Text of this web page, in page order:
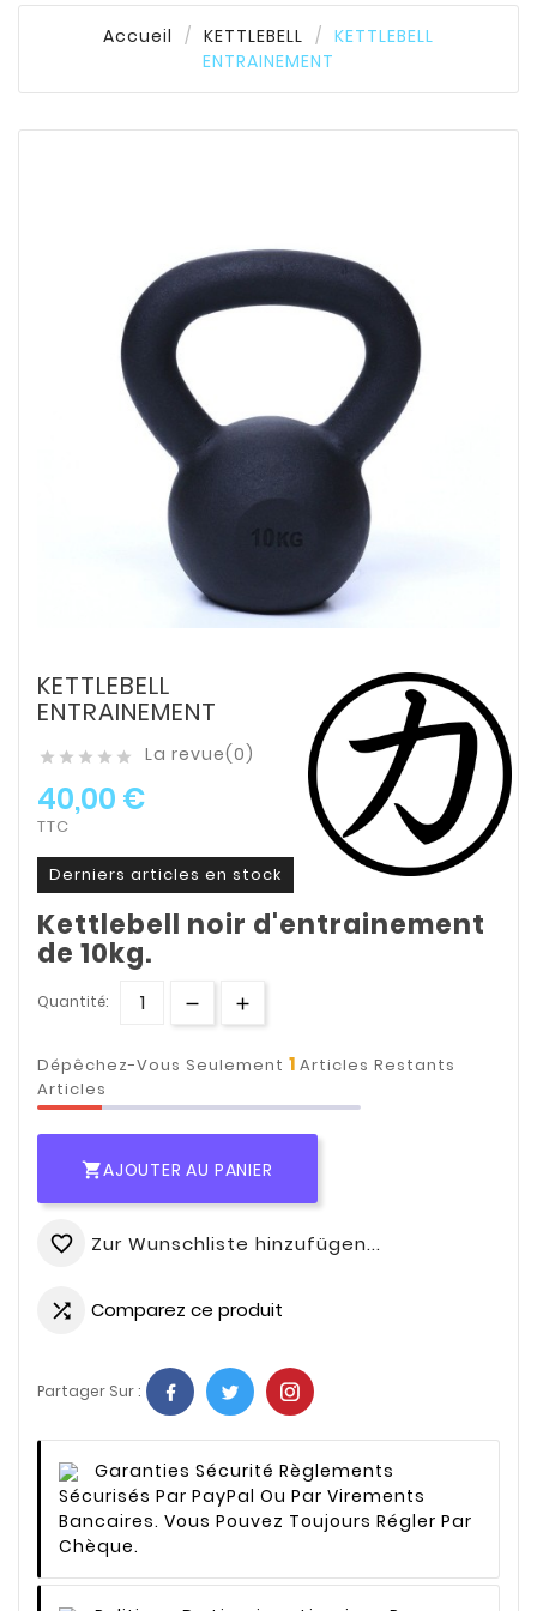
Accueil KETTLEBELL
KETTLEBELL
ENTRAINEMENT
KETTLEBELL
ENTRAINEMENT
     La revue(0)
40,00 €
TTC
Derniers articles en stock
Kettlebell noir d'entrainement
de 10kg.
Quantité:
Dépêchez-Vous Seulement 1 Articles Restants
Articles
AJOUTER AU PANIER
favorite_border Zur Wunschliste hinzufügen...
 Comparez ce produit
Partager Sur :
Garanties Sécurité Règlements
Sécurisés Par PayPal Ou Par Virements
Bancaires. Vous Pouvez Toujours Régler Par
Chèque.